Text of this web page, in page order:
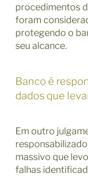
procedimentos
foram
protegendo o
seu alcance.
Banco é
dados que
Em outro
massivo que
falhas